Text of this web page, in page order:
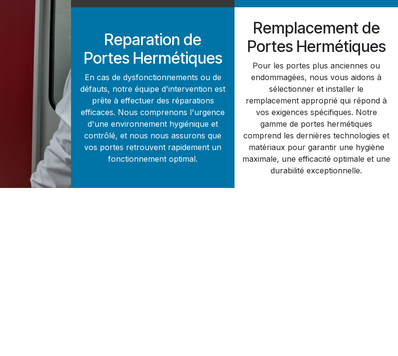
Reparation de
Portes Hermétiques
En cas de dysfonctionnements ou de
défauts, notre équipe d'intervention est
prête à effectuer des réparations
efficaces. Nous comprenons l'urgence
d'une environnement hygiénique et
contrôlé, et nous nous assurons que
vos portes retrouvent rapidement un
fonctionnement optimal.
Remplacement de
Portes Hermétiques
Pour les portes plus anciennes ou
endommagées, nous vous aidons à
sélectionner et installer le
remplacement approprié qui répond à
vos exigences spécifiques. Notre
gamme de portes hermétiques
comprend les dernières technologies et
matériaux pour garantir une hygiène
maximale, une efficacité optimale et une
durabilité exceptionnelle.